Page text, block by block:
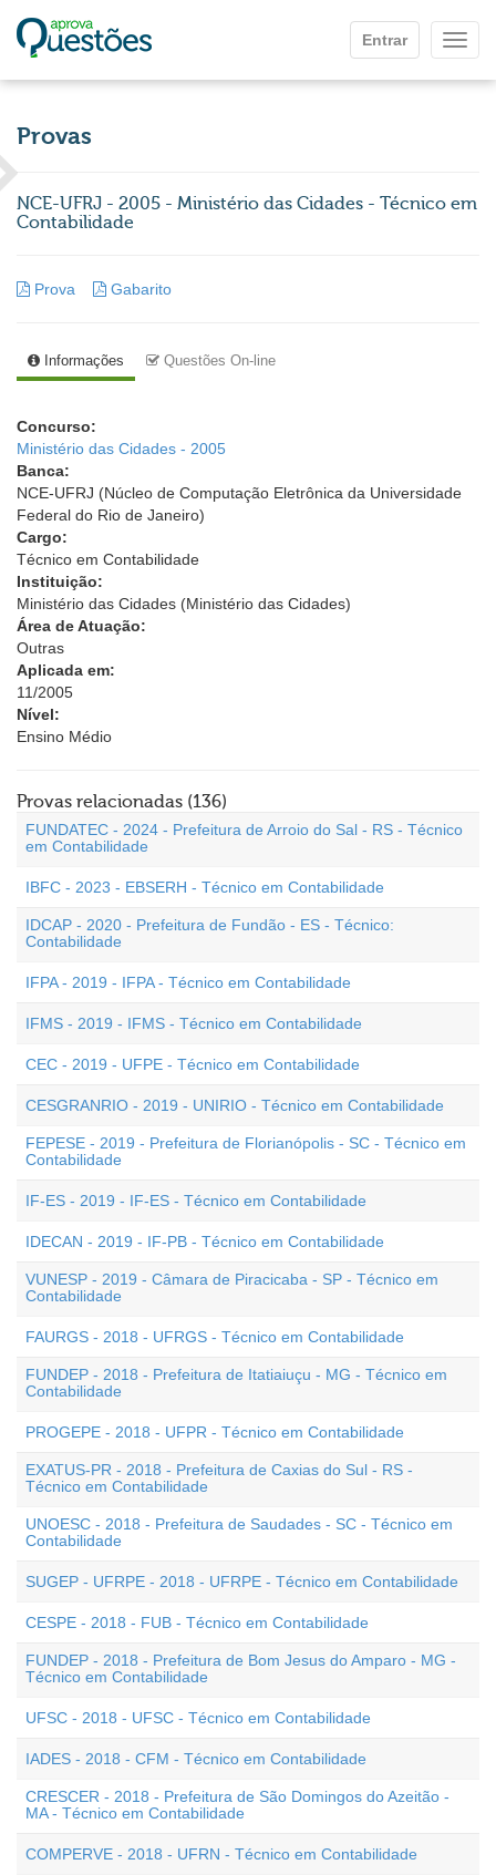
Entrar
Provas
NCE-UFRJ - 2005 - Ministério das Cidades - Técnico em
Contabilidade
Prova Gabarito
Informações Questões On-line
Concurso:
Ministério das Cidades - 2005
Banca:
NCE-UFRJ (Núcleo de Computação Eletrônica da Universidade
Federal do Rio de Janeiro)
Cargo:
Técnico em Contabilidade
Instituição:
Ministério das Cidades (Ministério das Cidades)
Área de Atuação:
Outras
Aplicada em:
11/2005
Nível:
Ensino Médio
Provas relacionadas (136)
FUNDATEC - 2024 - Prefeitura de Arroio do Sal - RS - Técnico
em Contabilidade
IBFC - 2023 - EBSERH - Técnico em Contabilidade
IDCAP - 2020 - Prefeitura de Fundão - ES - Técnico:
Contabilidade
IFPA - 2019 - IFPA - Técnico em Contabilidade
IFMS - 2019 - IFMS - Técnico em Contabilidade
CEC - 2019 - UFPE - Técnico em Contabilidade
CESGRANRIO - 2019 - UNIRIO - Técnico em Contabilidade
FEPESE - 2019 - Prefeitura de Florianópolis - SC - Técnico em
Contabilidade
IF-ES - 2019 - IF-ES - Técnico em Contabilidade
IDECAN - 2019 - IF-PB - Técnico em Contabilidade
VUNESP - 2019 - Câmara de Piracicaba - SP - Técnico em
Contabilidade
FAURGS - 2018 - UFRGS - Técnico em Contabilidade
FUNDEP - 2018 - Prefeitura de Itatiaiuçu - MG - Técnico em
Contabilidade
PROGEPE - 2018 - UFPR - Técnico em Contabilidade
EXATUS-PR - 2018 - Prefeitura de Caxias do Sul - RS -
Técnico em Contabilidade
UNOESC - 2018 - Prefeitura de Saudades - SC - Técnico em
Contabilidade
SUGEP - UFRPE - 2018 - UFRPE - Técnico em Contabilidade
CESPE - 2018 - FUB - Técnico em Contabilidade
FUNDEP - 2018 - Prefeitura de Bom Jesus do Amparo - MG -
Técnico em Contabilidade
UFSC - 2018 - UFSC - Técnico em Contabilidade
IADES - 2018 - CFM - Técnico em Contabilidade
CRESCER - 2018 - Prefeitura de São Domingos do Azeitão -
MA - Técnico em Contabilidade
COMPERVE - 2018 - UFRN - Técnico em Contabilidade